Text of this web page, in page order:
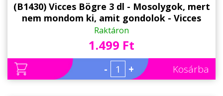
(B1430) Vicces Bögre 3 dl - Mosolygok, mert
nem mondom ki, amit gondolok - Vicces
Ajándék Kollégának, Barátnak
Raktáron
1.499 Ft
- + Kosárba